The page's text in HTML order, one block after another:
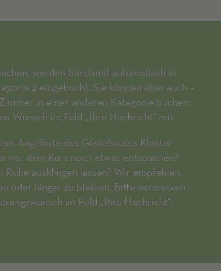
werden Sie damit automatisch in
2 eingebucht. Sie können aber auch –
in einer anderen Kategorie buchen.
Wunsch im Feld „Ihre Nachricht“ mit.
Angebote des Gästehauses Kloster
vor dem Kurs noch etwas entspannen?
Ruhe ausklingen lassen? Wir empfehlen
oder länger zu bleiben. Bitte vermerken
im Feld „Ihre Nachricht“.